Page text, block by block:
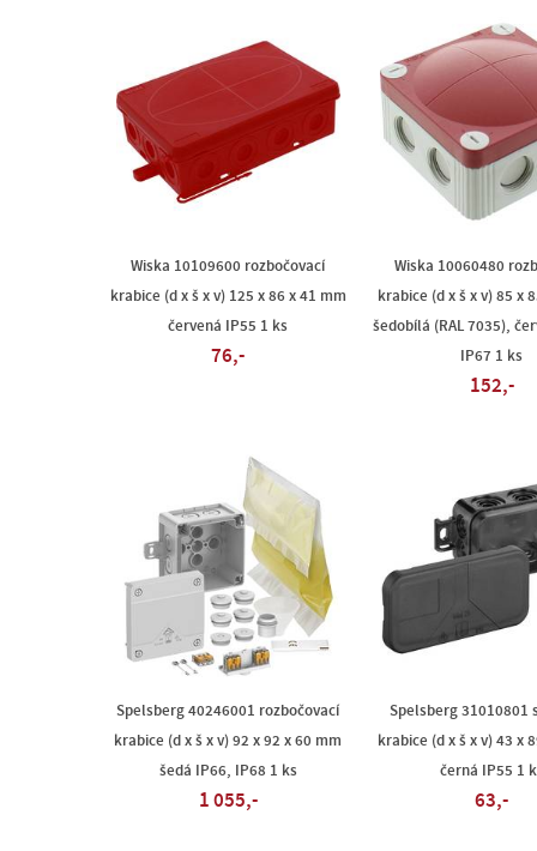
Wiska 10109600 rozbočovací
krabice (d x š x v) 125 x 86 x 41 mm
červená IP55 1 ks
76,-
Wiska 10060480
krabice (d x š x v) 85 x
šedobílá (RAL 7035),
IP67 1 ks
152,-
Spelsberg 40246001 rozbočovací
krabice (d x š x v) 92 x 92 x 60 mm
šedá IP66, IP68 1 ks
1 055,-
Spelsberg 31010801
krabice (d x š x v) 43 x
černá IP55 1
63,-